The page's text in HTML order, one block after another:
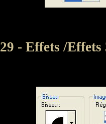
29 - Effets /